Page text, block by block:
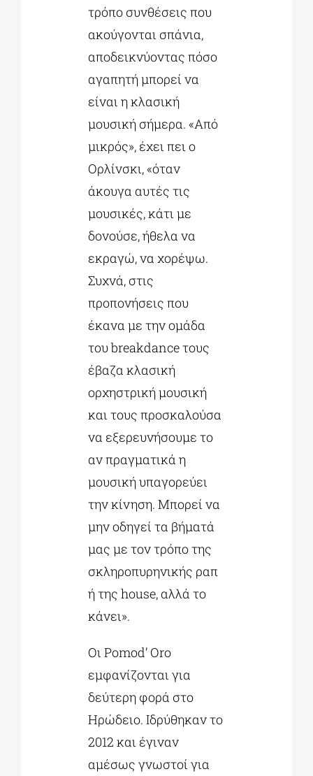
τρόπο συνθέσεις που
ακούγονται σπάνια,
αποδεικνύοντας πόσο
αγαπητή μπορεί να
είναι η κλασική
μουσική σήμερα. «Από
μικρός», έχει πει ο
Ορλίνσκι, «όταν
άκουγα αυτές τις
μουσικές, κάτι με
δονούσε, ήθελα να
εκραγώ, να χορέψω.
Συχνά, στις
προπονήσεις που
έκανα με την ομάδα
του breakdance τους
έβαζα κλασική
ορχηστρική μουσική
και τους προσκαλούσα
να εξερευνήσουμε το
αν πραγματικά η
μουσική υπαγορεύει
την κίνηση. Μπορεί να
μην οδηγεί τα βήματά
μας με τον τρόπο της
σκληροπυρηνικής ραπ
ή της house, αλλά το
κάνει».
Οι Pomod’ Oro
εμφανίζονται για
δεύτερη φορά στο
Ηρώδειο. Ιδρύθηκαν το
2012 και έγιναν
αμέσως γνωστοί για